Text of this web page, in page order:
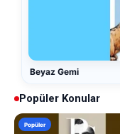
Beyaz Gemi
Popüler Konular
Popüler